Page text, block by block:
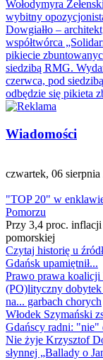
Wołodymyra
wybitny
Dowgiałło –
współtwórca
pikiecie
siedzibą RMG.
czerwca, pod
odbędzie się pikieta
Wiadomości
czwartek, 06
"TOP 20" w
Pomorzu
Przy 3,4 proc.
pomorskiej
Czytaj historię u
Gdańsk upamiętnił...
Prawo prawa
(PO)lityczny
na... garbach chorych
Włodek Szymański
Gdańscy radni:
Nie żyje Krzysztof
słynnej „Ballady o